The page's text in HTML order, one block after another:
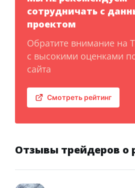
сотрудничать с
проектом
Обратите внимание на
с высокими оценками
сайта
Смотреть рейтинг
Отзывы трейдеров о